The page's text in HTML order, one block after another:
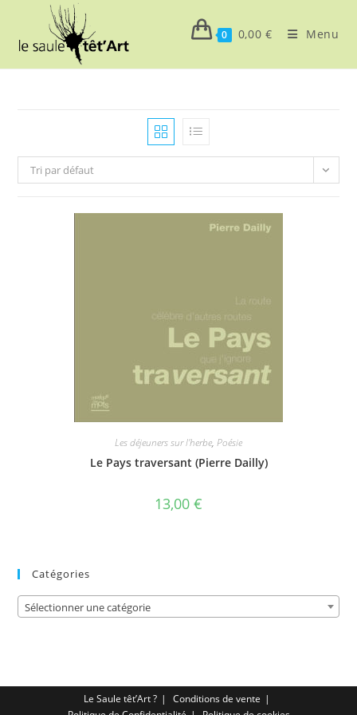
content
0 0,00 € Menu
Tri par défaut
Les déjeuners sur l'herbe, Poésie
Le Pays traversant (Pierre Dailly)
13,00 €
Catégories
Sélectionner une catégorie
Le Saule têt’Art ?
Conditions de vente